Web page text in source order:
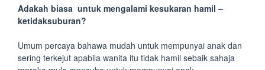
Adakah biasa untuk mengalami kesukaran hamil –
ketidaksuburan?
Umum percaya bahawa mudah untuk mempunyai anak dan
sering terkejut apabila wanita itu tidak hamil sebaik sahaja